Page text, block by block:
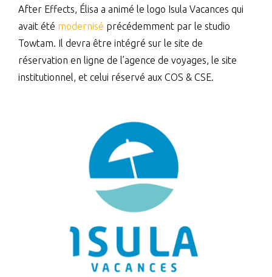
After Effects, Élisa a animé le logo Isula Vacances qui
avait été modernisé précédemment par le studio
Towtam. Il devra être intégré sur le site de
réservation en ligne de l’agence de voyages, le site
institutionnel, et celui réservé aux COS & CSE.